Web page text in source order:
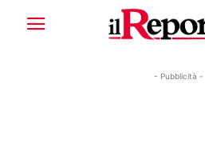
- Pubblicità -